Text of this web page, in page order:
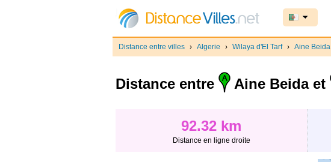
Distance entre villes › Algerie › Wilaya d'El Tarf › Aine Beida
Distance entre Aine Beida et
92.32 km
Distance en ligne droite